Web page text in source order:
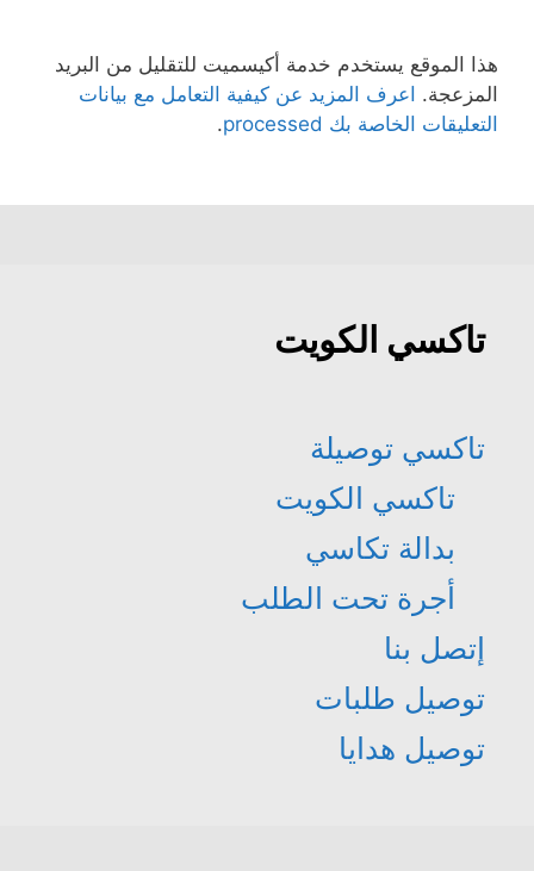
هذا الموقع يستخدم خدمة أكيسميت للتقليل من البريد
المزعجة. اعرف المزيد عن كيفية التعامل مع بيانات
التعليقات الخاصة بك processed
.
تاكسي الكويت
تاكسي توصيلة
تاكسي الكويت
بدالة تكاسي
أجرة تحت الطلب
إتصل بنا
توصيل طلبات
توصيل هدايا